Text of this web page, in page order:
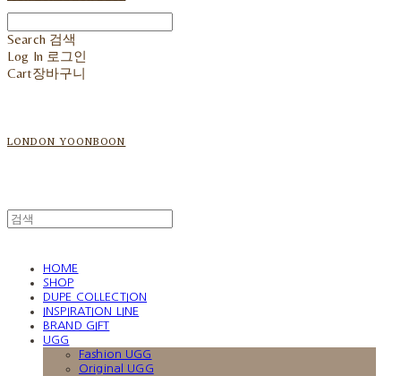
Search 검색
Log In 로그인
Cart장바구니
LONDON YOONBOON
HOME
SHOP
DUPE COLLECTION
INSPIRATION LINE
BRAND GIFT
UGG
Fashion UGG
Original UGG